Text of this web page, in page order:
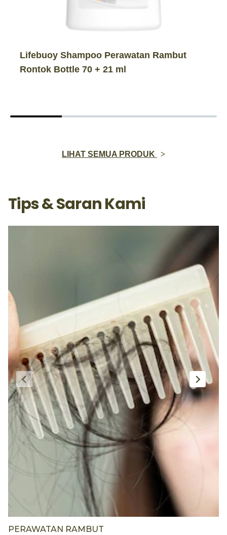
Lifebuoy Shampoo Perawatan Rambut
Rontok Bottle 70 + 21 ml
LIHAT SEMUA PRODUK
Tips & Saran Kami
PERAWATAN RAMBUT